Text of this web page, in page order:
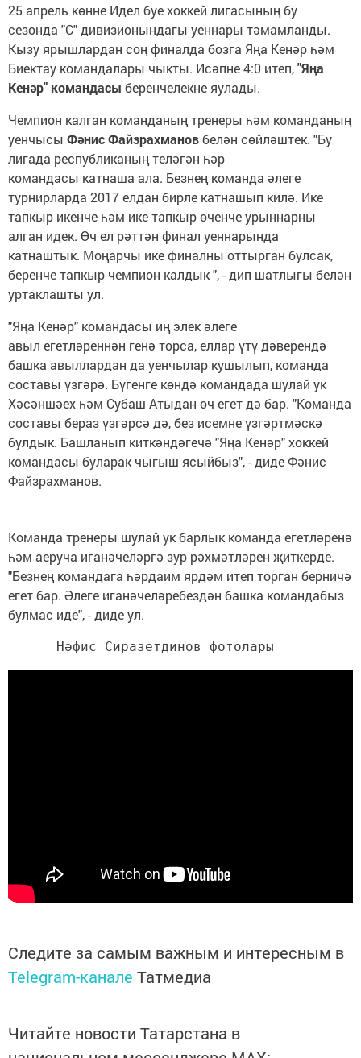
25 апрель көнне Идел буе хоккей лигасының бу
сезонда "С" дивизионындагы уеннары тәмамланды.
Кызу ярышлардан соң финалда бозга Яңа Кенәр һәм
Биектау командалары чыкты. Исәпне 4:0 итеп,"Яңа
Кенәр" командасы беренчелекне яулады.
Чемпион калган команданың тренеры һәм команданың
уенчысы Фәнис Файзрахмановбелән сөйләштек. "Бу
лигада республиканың теләгән һәр
командасы катнаша ала. Безнең команда әлеге
турнирларда 2017 елдан бирле катнашып килә. Ике
тапкыр икенче һәм ике тапкыр өченче урыннарны
алган идек. Өч ел рәттән финал уеннарында
катнаштык. Моңарчы ике финалны оттырган булсак,
беренче тапкыр чемпион калдык ", - дип шатлыгы белән
уртаклашты ул.
"Яңа Кенәр" командасы иң элек әлеге
авыл егетләреннән генә торса, еллар үтү дәверендә
башка авыллардан да уенчылар кушылып, команда
составы үзгәрә. Бүгенге көндә командада шулай ук
Хәсәншәех һәм Субаш Атыдан өч егет дә бар. "Команда
составы бераз үзгәрсә дә, без исемне үзгәртмәскә
булдык. Башланып киткәндәгечә "Яңа Кенәр" хоккей
командасы буларак чыгыш ясыйбыз", - диде Фәнис
Файзрахманов.
Команда тренеры шулай ук барлык команда егетләренә
һәм аеруча иганәчеләргә зур рәхмәтләрен җиткерде.
"Безнең командага һәрдаим ярдәм итеп торган берничә
егет бар. Әлеге иганәчеләребездән башка командабыз
булмас иде", - диде ул.
      Нәфис Сиразетдинов фотолары
Следите за самым важным и интересным в
Telegram-канале Татмедиа
Читайте новости Татарстана в